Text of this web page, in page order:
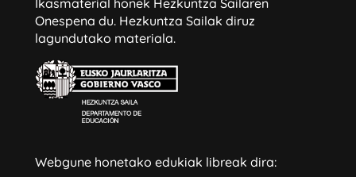
Ikasmaterial honek Hezkuntza Sailaren
Onespena du. Hezkuntza Sailak diruz
lagundutako materiala.
Webgune honetako edukiak libreak dira: